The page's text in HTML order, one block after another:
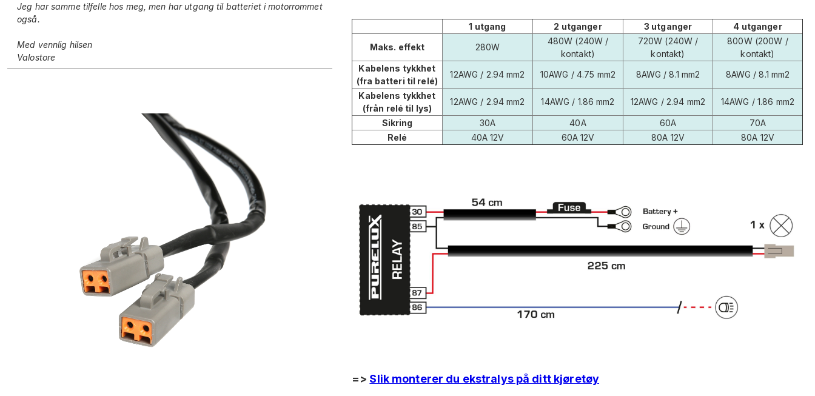
Jeg har samme tilfelle hos meg, men har utgang til batteriet i motorrommet
også.
Med vennlig hilsen
Valostore
1 utgang 2 utganger 3 utganger
4 utganger
Maks. effekt
280W
480W (240W /
kontakt)
720W (240W /
kontakt)
800W (200W /
kontakt)
Kabelens tykkhet
(fra batteri til relé)
12AWG / 2.94 mm2 10AWG / 4.75 mm2 8AWG / 8.1 mm2 8AWG / 8.1 mm2
Kabelens tykkhet
(från relé til lys)
12AWG / 2.94 mm2 14AWG / 1.86 mm2 12AWG / 2.94 mm2 14AWG / 1.86 mm2
Sikring 30A 40A 60A
70A
Relé
40A 12V 60A 12V 80A 12V 80A 12V
=> Slik monterer du ekstralys på ditt kjøretøy